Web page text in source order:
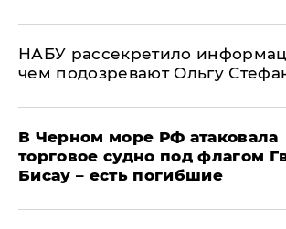
НАБУ рассекретило
чем подозревают Ольгу
В Черном море РФ атаковала
торговое судно под флагом
Бисау – есть погибшие